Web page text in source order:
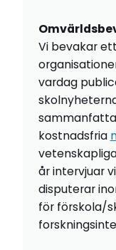
Vi bevakar
vardag
kostnadsfria
år intervjuar
disputerar
för förskola/